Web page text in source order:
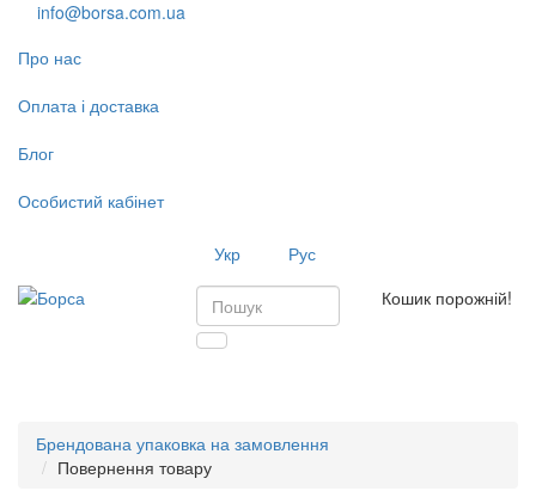
info@borsa.com.ua
Про нас
Оплата і доставка
Блог
Особистий кабінет
Укр
Рус
Кошик порожній!
Брендована упаковка на замовлення
Повернення товару